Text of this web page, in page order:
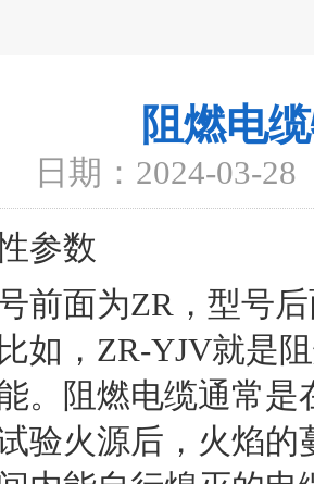
阻燃电
日期：2024-03-28
参数
前面为ZR，型号
如，ZR-YJV就是
。阻燃电缆通常
验火源后，火焰